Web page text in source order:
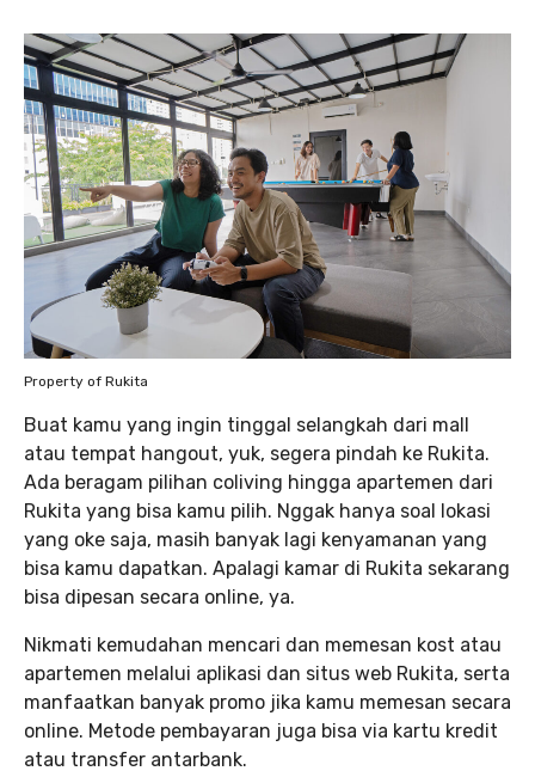
Property of Rukita
Buat kamu yang ingin tinggal selangkah dari mall
atau tempat hangout, yuk, segera pindah ke Rukita.
Ada beragam pilihan coliving hingga apartemen dari
Rukita yang bisa kamu pilih. Nggak hanya soal lokasi
yang oke saja, masih banyak lagi kenyamanan yang
bisa kamu dapatkan. Apalagi kamar di Rukita sekarang
bisa dipesan secara online, ya.
Nikmati kemudahan mencari dan memesan kost atau
apartemen melalui aplikasi dan situs web Rukita, serta
manfaatkan banyak promo jika kamu memesan secara
online. Metode pembayaran juga bisa via kartu kredit
atau transfer antarbank.